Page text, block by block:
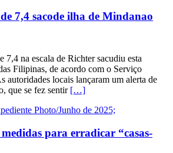
7,4 sacode ilha de Mindanao
7,4 na escala de Richter sacudiu esta
Filipinas, de acordo com o Serviço
autoridades locais lançaram um alerta de
que se fez sentir […]
para erradicar “casas-